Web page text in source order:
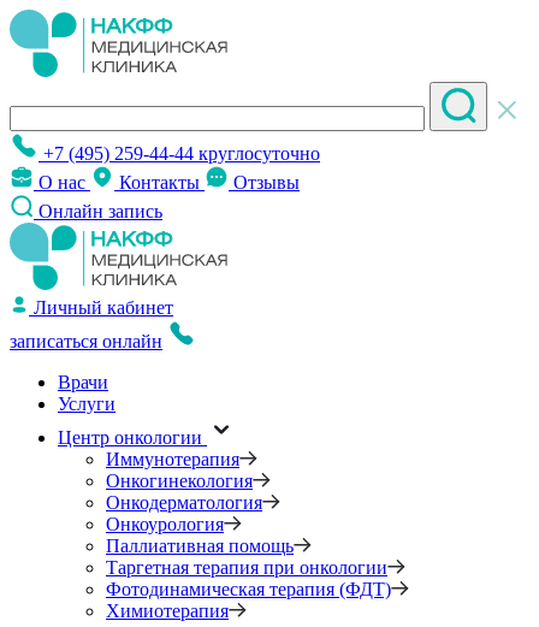
+7 (495) 259-44-44 круглосуточно
О нас
Контакты
Отзывы
Онлайн запись
Личный кабинет
записаться онлайн
Врачи
Услуги
Центр онкологии
Иммунотерапия
Онкогинекология
Онкодерматология
Онкоурология
Паллиативная помощь
Таргетная терапия при онкологии
Фотодинамическая терапия (ФДТ)
Химиотерапия